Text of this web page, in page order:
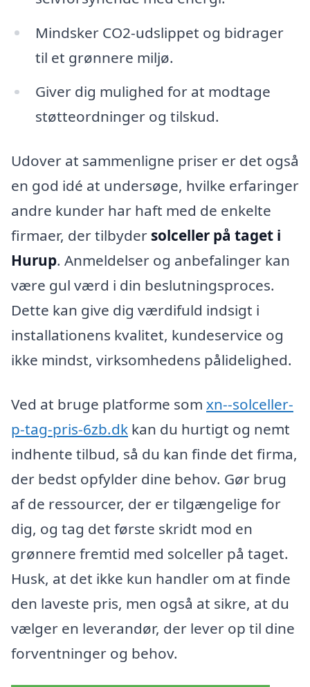
Mindsker CO2-udslippet og bidrager
til et grønnere miljø.
Giver dig mulighed for at modtage
støtteordninger og tilskud.
Udover at sammenligne priser er det også
en god idé at undersøge, hvilke erfaringer
andre kunder har haft med de enkelte
firmaer, der tilbyder solceller på taget i
Hurup. Anmeldelser og anbefalinger kan
være gul værd i din beslutningsproces.
Dette kan give dig værdifuld indsigt i
installationens kvalitet, kundeservice og
ikke mindst, virksomhedens pålidelighed.
Ved at bruge platforme som xn--solceller-
p-tag-pris-6zb.dk kan du hurtigt og nemt
indhente tilbud, så du kan finde det firma,
der bedst opfylder dine behov. Gør brug
af de ressourcer, der er tilgængelige for
dig, og tag det første skridt mod en
grønnere fremtid med solceller på taget.
Husk, at det ikke kun handler om at finde
den laveste pris, men også at sikre, at du
vælger en leverandør, der lever op til dine
forventninger og behov.